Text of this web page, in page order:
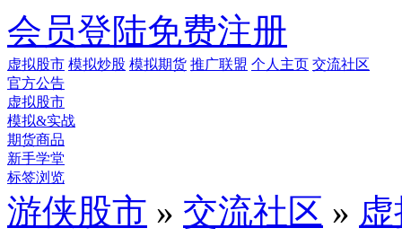
会员登陆免费注册
虚拟股市 模拟炒股 模拟期货 推广联盟 个人主页 交流社区
官方公告
虚拟股市
模拟&实战
期货商品
新手学堂
标签浏览
游侠股市 » 交流社区 »